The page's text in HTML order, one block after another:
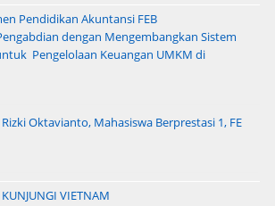
Pendidikan Akuntansi FEB
dengan Mengembangkan Sistem
Pengelolaan Keuangan UMKM di
Oktavianto, Mahasiswa Berprestasi 1, FE
VIETNAM